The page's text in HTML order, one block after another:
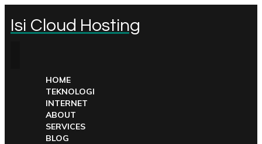
Isi Cloud Hosting
HOME
TEKNOLOGI
INTERNET
ABOUT
SERVICES
BLOG